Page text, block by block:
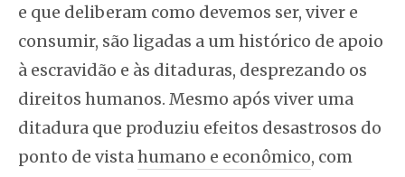
e que deliberam como devemos ser, viver e
consumir, são ligadas a um histórico de apoio
à escravidão e às ditaduras, desprezando os
direitos humanos. Mesmo após viver uma
ditadura que produziu efeitos desastrosos do
ponto de vistahumano e econômico, com